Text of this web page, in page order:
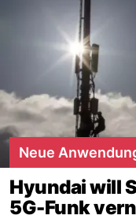
Neue
Hyundai will
5G-Funk